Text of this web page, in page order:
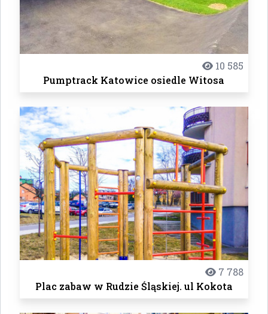
10 585
Pumptrack Katowice osiedle Witosa
7 788
Plac zabaw w Rudzie Śląskiej. ul Kokota